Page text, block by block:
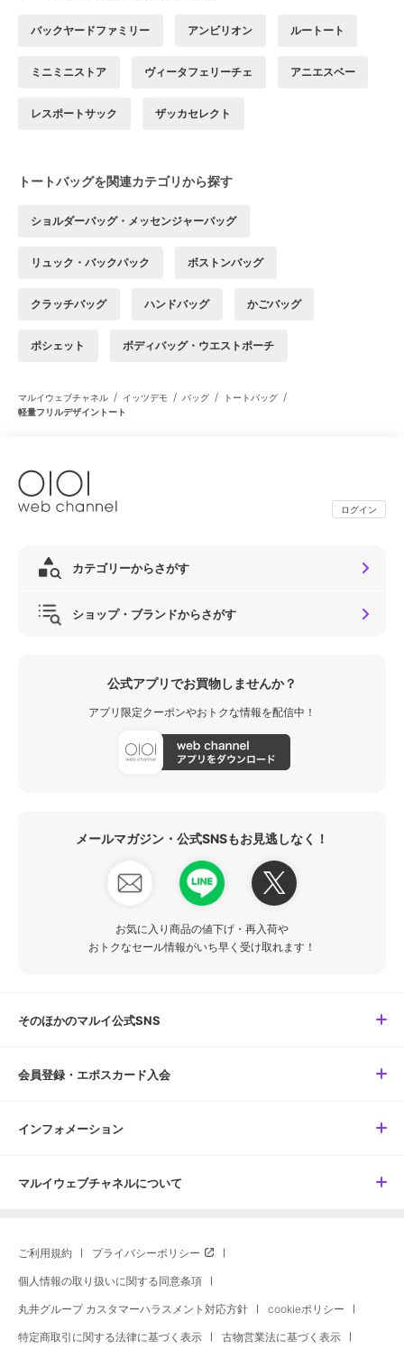
バックヤードファミリー アンビリオン ルートート
ミニミニストア ヴィータフェリーチェ アニエスベー
レスポートサック ザッカセレクト
トートバッグを関連カテゴリから探す
ショルダーバッグ・メッセンジャーバッグ
リュック・バックパック ボストンバッグ
クラッチバッグ ハンドバッグ かごバッグ
ポシェット ボディバッグ・ウエストポーチ
マルイウェブチャネル / イッツデモ / バッグ / トートバッグ /
軽量フリルデザイントート
ログイン
カテゴリーからさがす
ショップ・ブランドからさがす
公式アプリでお買物しませんか？
アプリ限定クーポンやおトクな情報を配信中！
メールマガジン・公式SNSもお見逃しなく！
お気に入り商品の値下げ・再入荷や
おトクなセール情報がいち早く受け取れます！
そのほかのマルイ公式SNS
会員登録・エポスカード入会
インフォメーション
マルイウェブチャネルについて
ご利用規約 プライバシーポリシー
個人情報の取り扱いに関する同意条項
丸井グループ カスタマーハラスメント対応方針 cookieポリシー
特定商取引に関する法律に基づく表示 古物営業法に基づく表示